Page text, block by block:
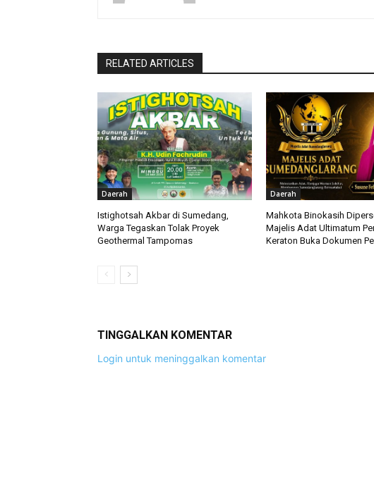
RELATED ARTICLES
Daerah
Istighotsah Akbar di Sumedang,
Warga Tegaskan Tolak Proyek
Geothermal Tampomas
Daerah
Mahkota Binokasih
Majelis Adat Ultimatum
Keraton Buka Dokumen
TINGGALKAN KOMENTAR
Login untuk meninggalkan komentar